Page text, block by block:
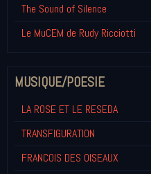
The Sound of Silence
Le MuCEM de Rudy Ricciotti
MUSIQUE/POESIE
LA ROSE ET LE RESEDA
TRANSFIGURATION
FRANCOIS DES OISEAUX